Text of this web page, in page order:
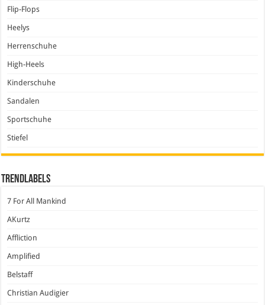
Flip-Flops
Heelys
Herrenschuhe
High-Heels
Kinderschuhe
Sandalen
Sportschuhe
Stiefel
Trendlabels
7 For All Mankind
AKurtz
Affliction
Amplified
Belstaff
Christian Audigier